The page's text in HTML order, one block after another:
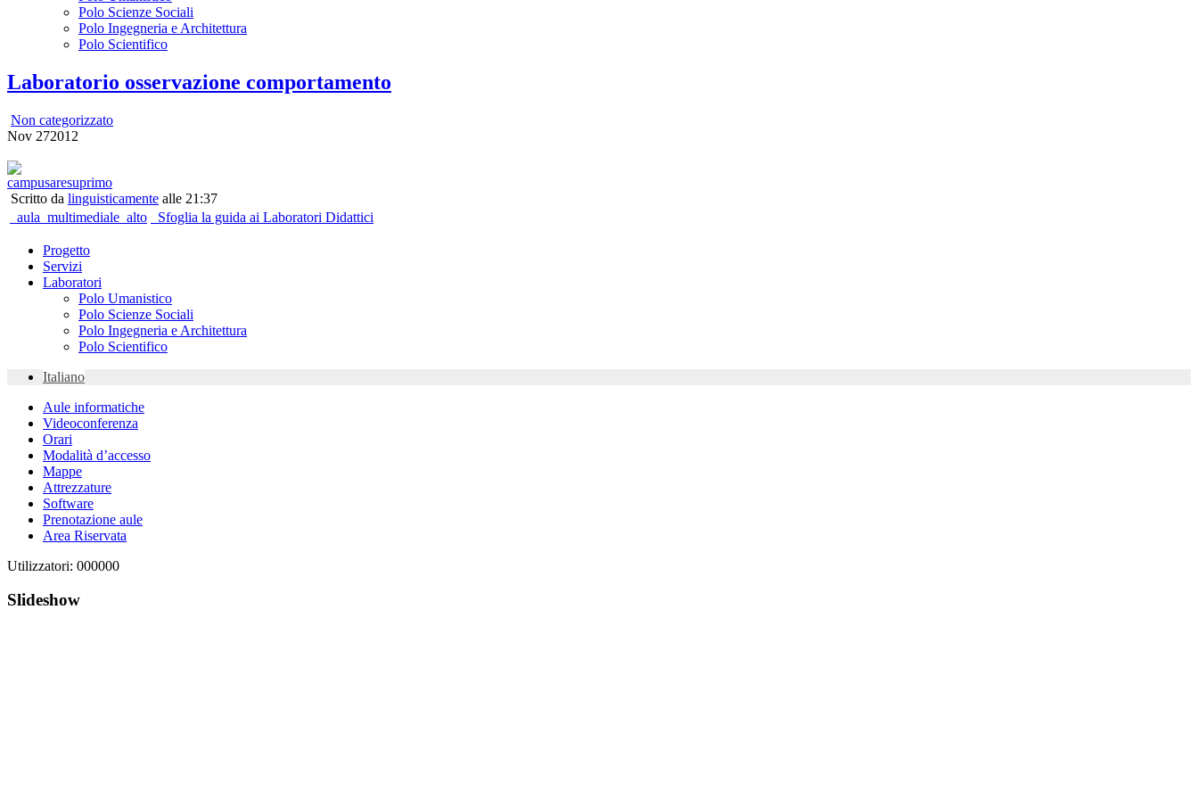
Polo Scienze Sociali
Polo Ingegneria e Architettura
Polo Scientifico
Laboratorio osservazione comportamento
Non categorizzato
Nov 272012
Scritto da linguisticamente alle 21:37
aula_multimediale_alto
Sfoglia la guida ai Laboratori Didattici
Progetto
Servizi
Laboratori
Polo Umanistico
Polo Scienze Sociali
Polo Ingegneria e Architettura
Polo Scientifico
Italiano
Aule informatiche
Videoconferenza
Orari
Modalità d’accesso
Mappe
Attrezzature
Software
Prenotazione aule
Area Riservata
Utilizzatori: 000000
Slideshow